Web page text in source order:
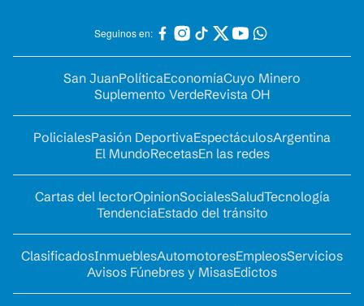
Seguinos en:
San JuanPolíticaEconomíaCuyo Minero
Suplemento VerdeRevista OH
PolicialesPasión DeportivaEspectáculosArgentina
El MundoRecetasEn las redes
Cartas del lectorOpinionSocialesSaludTecnología
TendenciaEstado del tránsito
ClasificadosInmueblesAutomotoresEmpleosServicios
Avisos Fúnebres y MisasEdictos